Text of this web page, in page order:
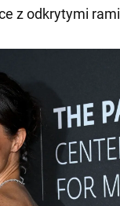
z odkrytymi